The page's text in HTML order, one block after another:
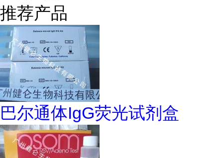
推荐产品
巴尔通体IgG荧光试剂盒